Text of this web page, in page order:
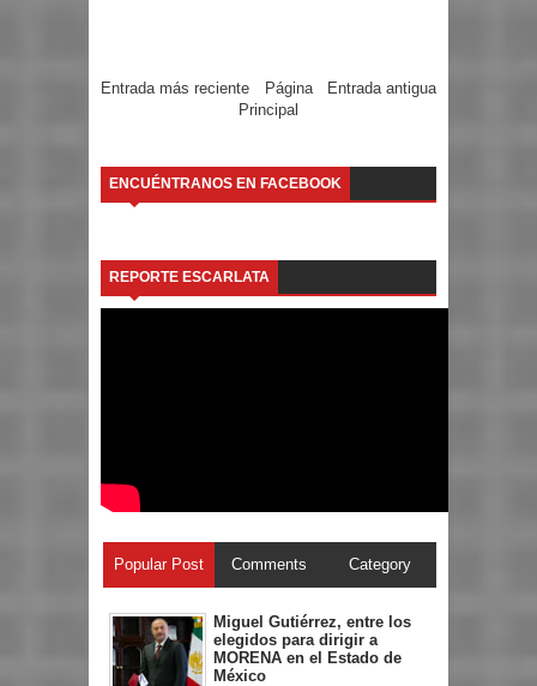
Entrada más reciente Entrada antigua
Página
Principal
ENCUÉNTRANOS EN FACEBOOK
REPORTE ESCARLATA
Popular Post Comments Category
Miguel Gutiérrez, entre los
elegidos para dirigir a
MORENA en el Estado de
México